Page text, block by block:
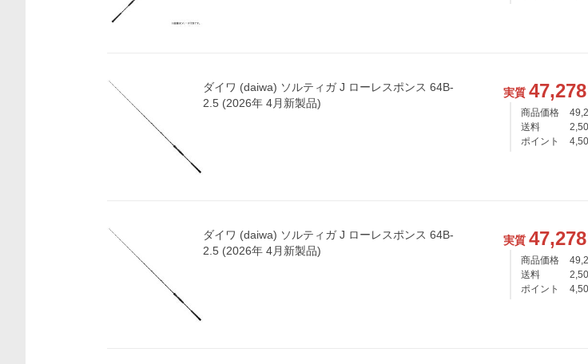
ダイワ (daiwa) ソルティガ J ローレスポンス 64B-
2.5 (2026年 4月新製品)
実質 47,278
商品価格
送料
ポイント
ダイワ (daiwa) ソルティガ J ローレスポンス 64B-
2.5 (2026年 4月新製品)
実質 47,278
商品価格
送料
ポイント